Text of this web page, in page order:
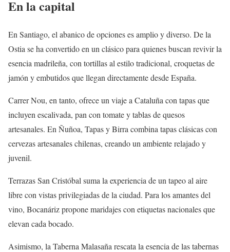
En la capital
En Santiago, el abanico de opciones es amplio y diverso. De la
Ostia se ha convertido en un clásico para quienes buscan revivir la
esencia madrileña, con tortillas al estilo tradicional, croquetas de
jamón y embutidos que llegan directamente desde España.
Carrer Nou, en tanto, ofrece un viaje a Cataluña con tapas que
incluyen escalivada, pan con tomate y tablas de quesos
artesanales. En Ñuñoa, Tapas y Birra combina tapas clásicas con
cervezas artesanales chilenas, creando un ambiente relajado y
juvenil.
Terrazas San Cristóbal suma la experiencia de un tapeo al aire
libre con vistas privilegiadas de la ciudad. Para los amantes del
vino, Bocanáriz propone maridajes con etiquetas nacionales que
elevan cada bocado.
Asimismo, la Taberna Malasaña rescata la esencia de las tabernas